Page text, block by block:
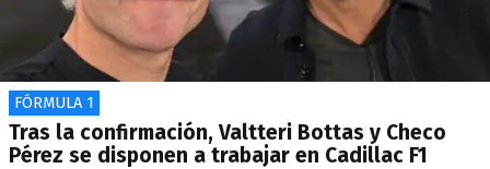
FÓRMULA 1
Tras la confirmación, Valtteri Bottas y Checo
Pérez se disponen a trabajar en Cadillac F1